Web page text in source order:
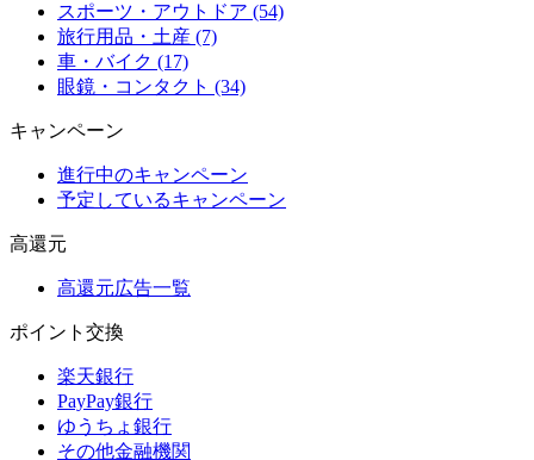
スポーツ・アウトドア (54)
旅行用品・土産 (7)
車・バイク (17)
眼鏡・コンタクト (34)
キャンペーン
進行中のキャンペーン
予定しているキャンペーン
高還元
高還元広告一覧
ポイント交換
楽天銀行
PayPay銀行
ゆうちょ銀行
その他金融機関